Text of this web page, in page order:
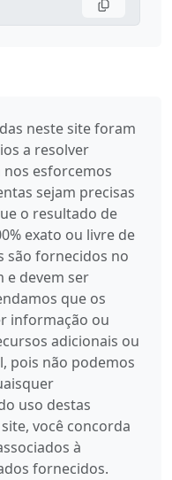
neste site foram
a resolver
esforcemos
sejam precisas
o resultado de
exato ou livre de
são fornecidos no
e devem ser
que os
informação ou
adicionais ou
pois não podemos
uso destas
você concorda
à
fornecidos.